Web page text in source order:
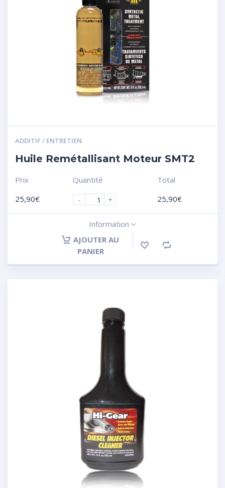
ADDITIF / ENTRETIEN
Huile Remétallisant Moteur SMT2
Prix
25,90€
Quantité
-
+
Total
25,90€
Information
AJOUTER AU
PANIER